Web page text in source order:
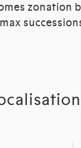
zonation